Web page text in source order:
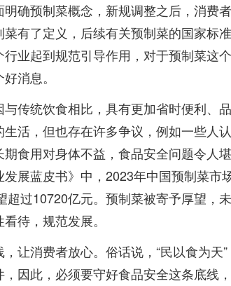
确预制菜概念，新规调整之后，消费
有了定义，后续有关预制菜的国家标
业起到规范引导作用，对于预制菜这
消息。
传统饮食相比，具有更加省时便利、
活，但也存在许多争议，例如一些人
食用对身体不益，食品安全问题令人
展蓝皮书》中，2023年中国预制菜市
超过10720亿元。预制菜被寄予厚望，
待，规范发展。
让消费者放心。俗话说，“民以食为天
因此，必须要守好食品安全这条底线